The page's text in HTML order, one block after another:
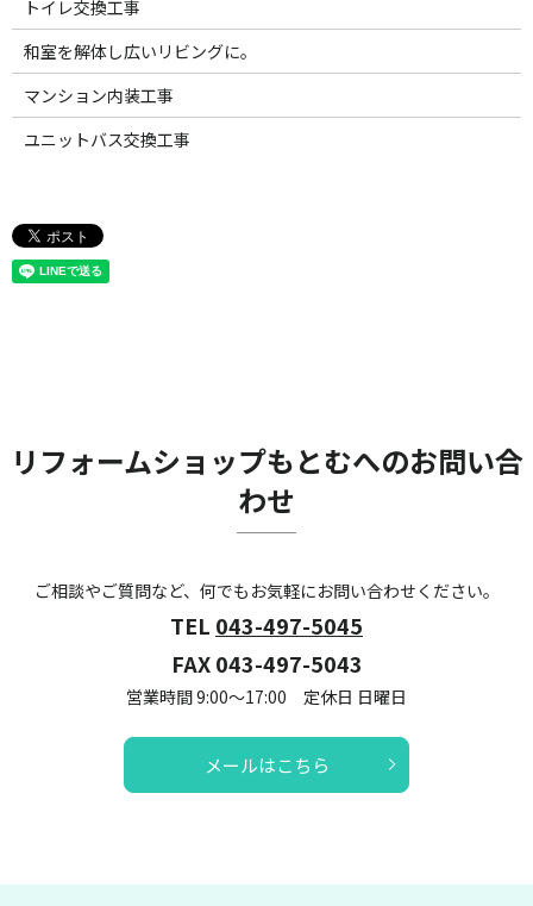
トイレ交換工事
和室を解体し広いリビングに。
マンション内装工事
ユニットバス交換工事
リフォームショップもとむへのお問い合
わせ
ご相談やご質問など、何でもお気軽にお問い合わせください。
TEL 043-497-5045
FAX 043-497-5043
営業時間 9:00～17:00 定休日 日曜日
メールはこちら